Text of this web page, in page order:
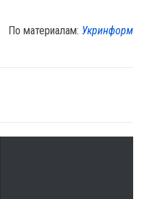
По материалам: Укринформ